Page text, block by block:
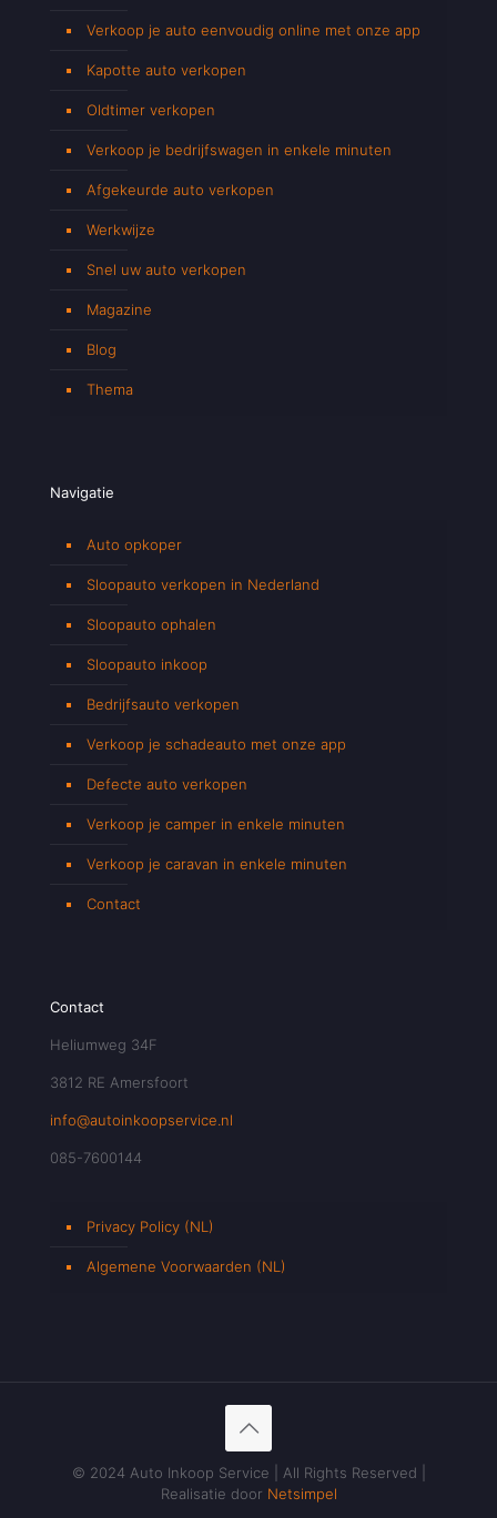
Verkoop je auto eenvoudig online met onze app
Kapotte auto verkopen
Oldtimer verkopen
Verkoop je bedrijfswagen in enkele minuten
Afgekeurde auto verkopen
Werkwijze
Snel uw auto verkopen
Magazine
Blog
Thema
Navigatie
Auto opkoper
Sloopauto verkopen in Nederland
Sloopauto ophalen
Sloopauto inkoop
Bedrijfsauto verkopen
Verkoop je schadeauto met onze app
Defecte auto verkopen
Verkoop je camper in enkele minuten
Verkoop je caravan in enkele minuten
Contact
Contact
Heliumweg 34F
3812 RE Amersfoort
info@autoinkoopservice.nl
085-7600144
Privacy Policy (NL)
Algemene Voorwaarden (NL)
© 2024 Auto Inkoop Service | All Rights Reserved |
Realisatie door Netsimpel